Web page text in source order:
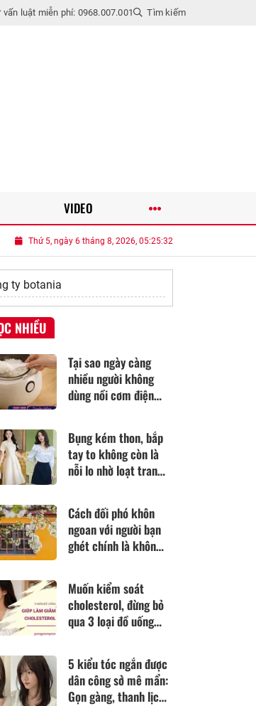
vấn luật miễn phí: 0968.007.001 Tìm kiếm
Bụng kém thon, bắp tay to không còn là nỗi lo
Thứ 5, ngày 6 tháng 8, 2026, 05:25:34
VIDEO
ty botania
NHIỀU
Tại sao ngày càng
nhiều người không
dùng nồi cơm điện
bị thay thế này đang
được ưa chuộng hơn
Bụng kém thon, bắp
tay to không còn là
nỗi lo nhờ loạt trang
U40 mặc đẹp
Cách đối phó khôn
ngoan với người bạn
ghét chính là không
không tha thứ
Muốn kiểm soát
cholesterol, đừng bỏ
qua 3 loại đồ uống
5 kiểu tóc ngắn được
dân công sở mê mẩn:
Gọn gàng, thanh lịch